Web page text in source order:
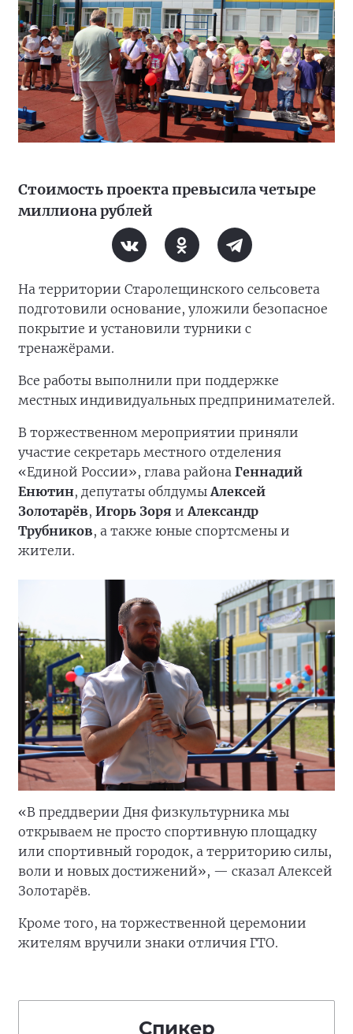
Стоимость проекта превысила четыре
миллиона рублей
На территории Старолещинского сельсовета
подготовили основание, уложили безопасное
покрытие и установили турники с
тренажёрами.
Все работы выполнили при поддержке
местных индивидуальных предпринимателей.
В торжественном мероприятии приняли
участие секретарь местного отделения
«Единой России», глава района Геннадий
Енютин, депутаты облдумыАлексей
Золотарёв, Игорь Зоря иАлександр
Трубников, а также юные спортсмены и
жители.
«В преддверии Дня физкультурника мы
открываем не просто спортивную площадку
или спортивный городок, а территорию силы,
воли и новых достижений», — сказал Алексей
Золотарёв.
Кроме того, на торжественной церемонии
жителям вручили знаки отличия ГТО.
Спикер